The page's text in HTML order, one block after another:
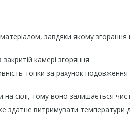
завдяки якому згорання
камері згоряння.
топки за рахунок
склі, тому воно залишається
витримувати температури